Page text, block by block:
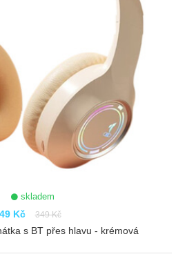
skladem
Kč 349 Kč
s BT přes hlavu - krémová